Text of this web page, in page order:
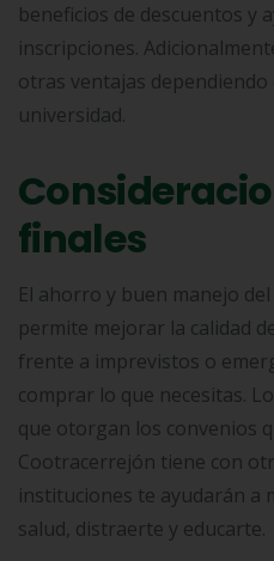
beneficios de descuentos y
inscripciones.
otras ventajas dependiendo
universidad.
finales
El ahorro y buen manejo
permite mejorar la calidad
frente a imprevistos o
comprar lo que necesitas.
que otorgan los convenios
Cootracerrejón tiene con
instituciones te ayudarán a
salud, distraerte y educarte.